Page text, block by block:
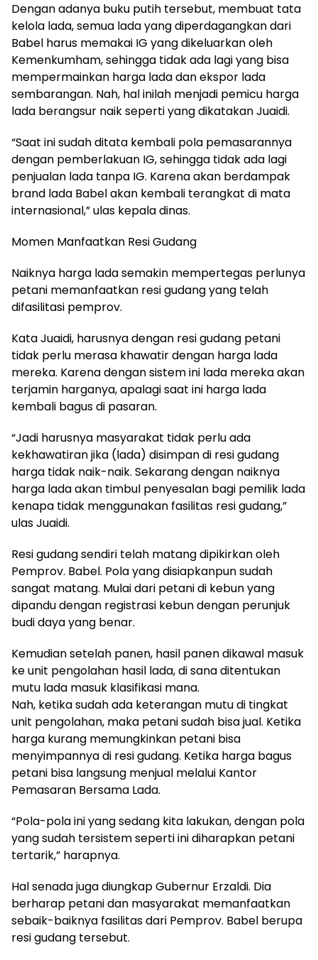
Dengan adanya buku putih tersebut, membuat tata
kelola lada, semua lada yang diperdagangkan dari
Babel harus memakai IG yang dikeluarkan oleh
Kemenkumham, sehingga tidak ada lagi yang bisa
mempermainkan harga lada dan ekspor lada
sembarangan. Nah, hal inilah menjadi pemicu harga
lada berangsur naik seperti yang dikatakan Juaidi.
“Saat ini sudah ditata kembali pola pemasarannya
dengan pemberlakuan IG, sehingga tidak ada lagi
penjualan lada tanpa IG. Karena akan berdampak
brand lada Babel akan kembali terangkat di mata
internasional,” ulas kepala dinas.
Momen Manfaatkan Resi Gudang
Naiknya harga lada semakin mempertegas perlunya
petani memanfaatkan resi gudang yang telah
difasilitasi pemprov.
Kata Juaidi, harusnya dengan resi gudang petani
tidak perlu merasa khawatir dengan harga lada
mereka. Karena dengan sistem ini lada mereka akan
terjamin harganya, apalagi saat ini harga lada
kembali bagus di pasaran.
“Jadi harusnya masyarakat tidak perlu ada
kekhawatiran jika (lada) disimpan di resi gudang
harga tidak naik-naik. Sekarang dengan naiknya
harga lada akan timbul penyesalan bagi pemilik lada
kenapa tidak menggunakan fasilitas resi gudang,”
ulas Juaidi.
Resi gudang sendiri telah matang dipikirkan oleh
Pemprov. Babel. Pola yang disiapkanpun sudah
sangat matang. Mulai dari petani di kebun yang
dipandu dengan registrasi kebun dengan perunjuk
budi daya yang benar.
Kemudian setelah panen, hasil panen dikawal masuk
ke unit pengolahan hasil lada, di sana ditentukan
mutu lada masuk klasifikasi mana.
Nah, ketika sudah ada keterangan mutu di tingkat
unit pengolahan, maka petani sudah bisa jual. Ketika
harga kurang memungkinkan petani bisa
menyimpannya di resi gudang. Ketika harga bagus
petani bisa langsung menjual melalui Kantor
Pemasaran Bersama Lada.
“Pola-pola ini yang sedang kita lakukan, dengan pola
yang sudah tersistem seperti ini diharapkan petani
tertarik,” harapnya.
Hal senada juga diungkap Gubernur Erzaldi. Dia
berharap petani dan masyarakat memanfaatkan
sebaik-baiknya fasilitas dari Pemprov. Babel berupa
resi gudang tersebut.